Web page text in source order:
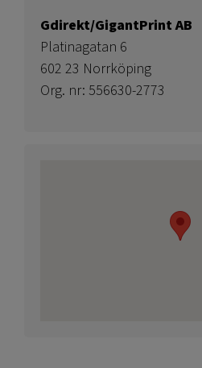
Gdirekt/GigantPrint AB
Platinagatan 6
602 23 Norrköping
Org. nr: 556630-2773